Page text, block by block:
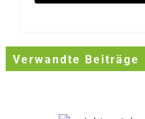
Verwandte Beiträge